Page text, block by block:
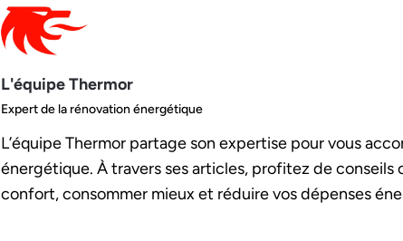
L'équipe Thermor
Expert de la rénovation énergétique
L’équipe Thermor partage son expertise pour vous
énergétique. À travers ses articles, profitez de
confort, consommer mieux et réduire vos dépenses